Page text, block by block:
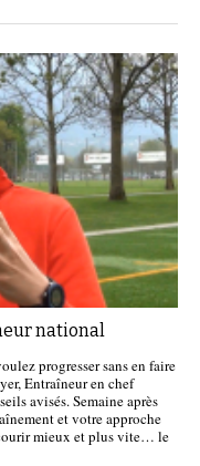
national
progresser sans en faire
Entraîneur en chef
avisés. Semaine après
et votre approche
mieux et plus vite… le